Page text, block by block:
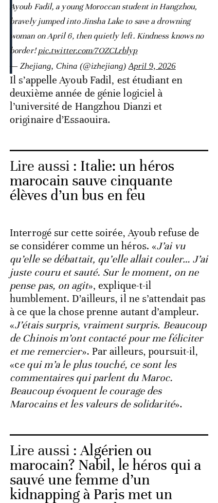
Ayoub Fadil, a young Moroccan student in Hangzhou,
bravely jumped into Jinsha Lake to save a drowning
woman on April 6, then quietly left. Kindness knows no
border!pic.twitter.com/7OZCLrblyp
— Zhejiang, China (@izhejiang)April 9, 2026
Il s’appelle Ayoub Fadil, est étudiant en
deuxième année de génie logiciel à
l’université de Hangzhou Dianzi et
originaire d’Essaouira.
Lire aussi : Italie: un héros
marocain sauve cinquante
élèves d’un bus en feu
Interrogé sur cette soirée, Ayoub refuse de
se considérer comme un héros. «J’ai vu
qu’elle se débattait, qu’elle allait couler… J’ai
juste couru et sauté. Sur le moment, on ne
pense pas, on agit», explique-t-il
humblement. D’ailleurs, il ne s’attendait pas
à ce que la chose prenne autant d’ampleur.
«J’étais surpris, vraiment surpris. Beaucoup
de Chinois m’ont contacté pour me féliciter
et me remercier». Par ailleurs, poursuit-il,
«ce qui m’a le plus touché, ce sont les
commentaires qui parlent du Maroc.
Beaucoup évoquent le courage des
Marocains et les valeurs de solidarité».
Lire aussi :Algérien ou
marocain? Nabil, le héros qui a
sauvé une femme d’un
kidnapping à Paris met un